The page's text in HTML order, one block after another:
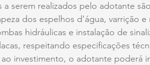
serem realizados pelo adotante
dos espelhos d’água, varrição
hidráulicas e instalação de
respeitando especificações
investimento, o adotante poderá